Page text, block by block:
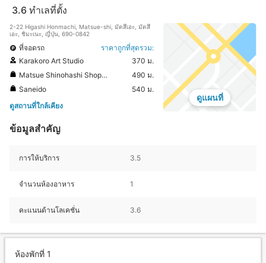
3.6 ทำเลที่ตั้ง
2-22 Higashi Honmachi, Matsue-shi, มัตสึเอะ, มัตสึ
เอะ, ชิมะเนะ, ญี่ปุ่น, 690-0842
ที่จอดรถ
ราคาถูกที่สุดรวม:
Karakoro Art Studio
370 ม.
Matsue Shinohashi Shopping Street
490 ม.
Saneido
540 ม.
ดูสถานที่ใกล้เคียง
ดูแผนที่
ข้อมูลสำคัญ
การให้บริการ 3.5
จำนวนห้องอาหาร 1
คะแนนด้านโลเคชั่น 3.6
ห้องพักที่ 1